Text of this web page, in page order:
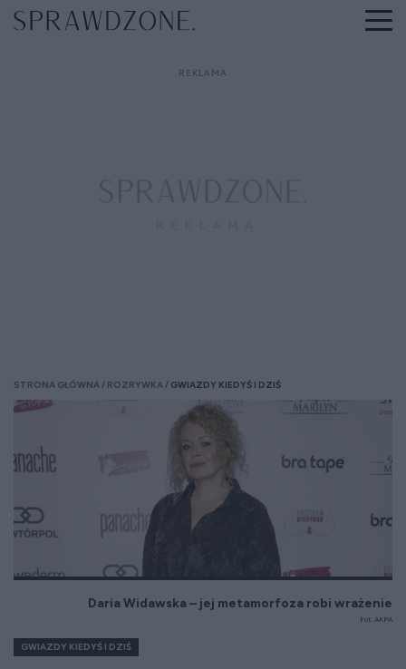
STRONA GŁÓWNA ROZRYWKA GWIAZDY KIEDYŚ I DZIŚ
Daria Widawska – jej metamorfoza robi wrażenie
Fot. AKPA
GWIAZDY KIEDYŚ I DZIŚ